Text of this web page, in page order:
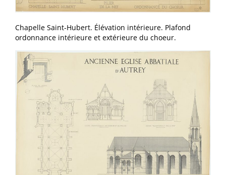
Chapelle Saint-Hubert. Élévation intérieure. Plafond
ordonnance intérieure et extérieure du choeur.